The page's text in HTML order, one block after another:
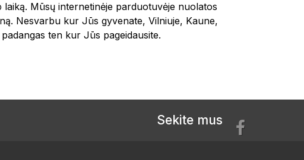
Mūsų internetinėje parduotuvėje nuolatos
Nesvarbu kur Jūs gyvenate, Vilniuje, Kaune,
ten kur Jūs pageidausite.
Sekite mus